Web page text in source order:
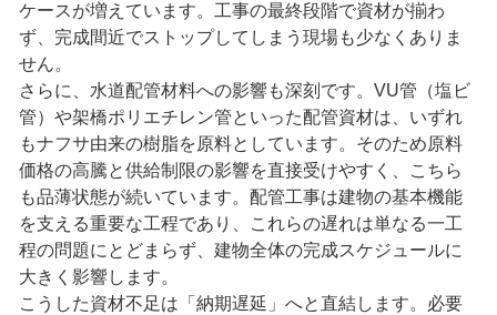
ケースが増えています。工事の最終段階で資材が揃わ
ず、完成間近でストップしてしまう現場も少なくありま
せん。
さらに、水道配管材料への影響も深刻です。VU管（塩ビ
管）や架橋ポリエチレン管といった配管資材は、いずれ
もナフサ由来の樹脂を原料としています。そのため原料
価格の高騰と供給制限の影響を直接受けやすく、こちら
も品薄状態が続いています。配管工事は建物の基本機能
を支える重要な工程であり、これらの遅れは単なる一工
程の問題にとどまらず、建物全体の完成スケジュールに
大きく影響します。
こうした資材不足は「納期遅延」へと直結します。必要